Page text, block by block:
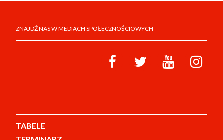
ZNAJDŹ NAS W MEDIACH SPOŁECZNOŚCIOWYCH
TABELE